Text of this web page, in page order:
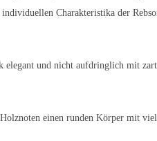
Charakteristika der
elegant und nicht aufdringlich mit
einen runden Körper mit